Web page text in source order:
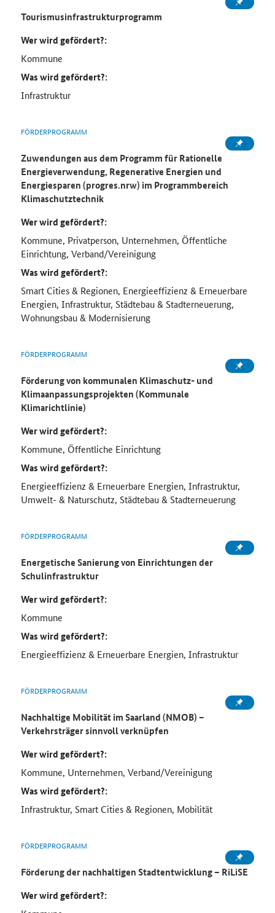
Tourismusinfrastrukturprogramm
Wer wird gefördert?:
Kommune
Was wird gefördert?:
Infrastruktur
FÖRDERPROGRAMM
Zuwendungen aus dem Programm für Rationelle
Energieverwendung, Regenerative Energien und
Energiesparen (progres.nrw) im Programmbereich
Klimaschutztechnik
Wer wird gefördert?:
Kommune, Privatperson, Unternehmen, Öffentliche
Einrichtung, Verband/Vereinigung
Was wird gefördert?:
Smart Cities & Regionen, Energieeffizienz & Erneuerbare
Energien, Infrastruktur, Städtebau & Stadterneuerung,
Wohnungsbau & Modernisierung
FÖRDERPROGRAMM
Förderung von kommunalen Klimaschutz- und
Klimaanpassungsprojekten (Kommunale
Klimarichtlinie)
Wer wird gefördert?:
Kommune, Öffentliche Einrichtung
Was wird gefördert?:
Energieeffizienz & Erneuerbare Energien, Infrastruktur,
Umwelt- & Naturschutz, Städtebau & Stadterneuerung
FÖRDERPROGRAMM
Energetische Sanierung von Einrichtungen der
Schulinfrastruktur
Wer wird gefördert?:
Kommune
Was wird gefördert?:
Energieeffizienz & Erneuerbare Energien, Infrastruktur
FÖRDERPROGRAMM
Nachhaltige Mobilität im Saarland (NMOB) –
Verkehrsträger sinnvoll verknüpfen
Wer wird gefördert?:
Kommune, Unternehmen, Verband/Vereinigung
Was wird gefördert?:
Infrastruktur, Smart Cities & Regionen, Mobilität
FÖRDERPROGRAMM
Förderung der nachhaltigen Stadtentwicklung – RiLiSE
Wer wird gefördert?: